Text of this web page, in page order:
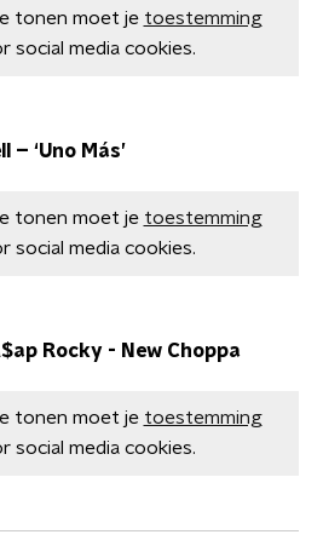
tonen moet je toestemming
social media cookies.
– ‘Uno Más’
tonen moet je toestemming
social media cookies.
Rocky - New Choppa
tonen moet je toestemming
social media cookies.